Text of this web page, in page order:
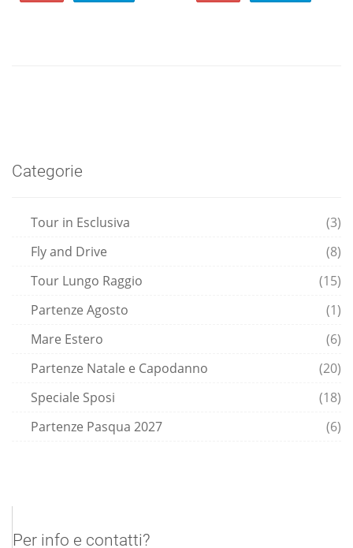
Categorie
Tour in Esclusiva
(3)
Fly and Drive
(8)
Tour Lungo Raggio
(15)
Partenze Agosto
(1)
Mare Estero
(6)
Partenze Natale e Capodanno
(20)
Speciale Sposi
(18)
Partenze Pasqua 2027
(6)
Per info e contatti?